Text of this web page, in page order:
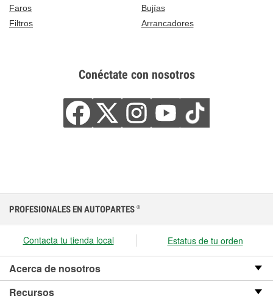
Faros
Bujías
Filtros
Arrancadores
Conéctate con nosotros
PROFESIONALES EN AUTOPARTES ®
Contacta tu tienda local Estatus de tu orden
Acerca de nosotros
Recursos